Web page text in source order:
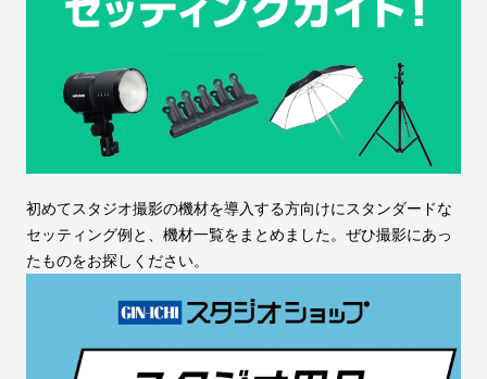
初めてスタジオ撮影の機材を導入する方向けにスタンダードな
セッティング例と、機材一覧をまとめました。ぜひ撮影にあっ
たものをお探しください。